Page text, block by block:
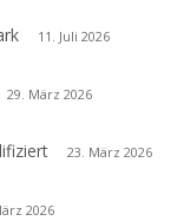
11. Juli 2026
29. März 2026
23. März 2026
2026